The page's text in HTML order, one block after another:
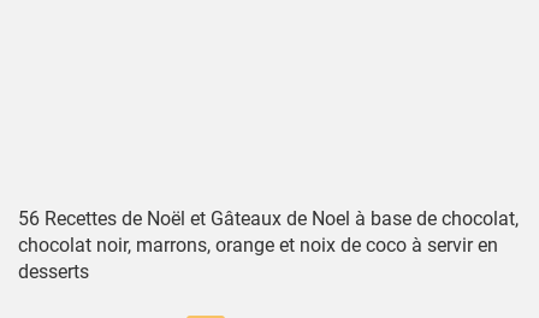
56 Recettes de Noël et Gâteaux de Noel à base de chocolat,
chocolat noir, marrons, orange et noix de coco à servir en
desserts